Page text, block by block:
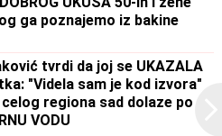
ga poznajemo iz bakine
tvrdi da joj se UKAZALA
"Videla sam je kod izvora"
regiona sad dolaze po
VODU